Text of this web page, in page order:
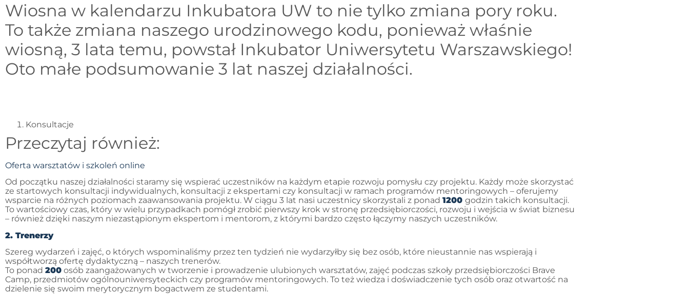
Wiosna w kalendarzu Inkubatora UW to nie tylko zmiana pory roku.
To także zmiana naszego urodzinowego kodu, ponieważ właśnie
wiosną, 3 lata temu, powstał Inkubator Uniwersytetu Warszawskiego!
Oto małe podsumowanie 3 lat naszej działalności.
Konsultacje
Przeczytaj również:
Oferta warsztatów i szkoleń online
Od początku naszej działalności staramy się wspierać uczestników na każdym etapie rozwoju pomysłu czy projektu. Każdy może skorzystać
ze startowych konsultacji indywidualnych, konsultacji z ekspertami czy konsultacji w ramach programów mentoringowych – oferujemy
wsparcie na różnych poziomach zaawansowania projektu. W ciągu 3 lat nasi uczestnicy skorzystali z ponad 1200 godzin takich konsultacji.
To wartościowy czas, który w wielu przypadkach pomógł zrobić pierwszy krok w stronę przedsiębiorczości, rozwoju i wejścia w świat biznesu
– również dzięki naszym niezastąpionym ekspertom i mentorom, z którymi bardzo często łączymy naszych uczestników.
2. Trenerzy
Szereg wydarzeń i zajęć, o których wspominaliśmy przez ten tydzień nie wydarzyłby się bez osób, które nieustannie nas wspierają i
współtworzą ofertę dydaktyczną – naszych trenerów.
To ponad 200 osób zaangażowanych w tworzenie i prowadzenie ulubionych warsztatów, zajęć podczas szkoły przedsiębiorczości Brave
Camp, przedmiotów ogólnouniwersyteckich czy programów mentoringowych. To też wiedza i doświadczenie tych osób oraz otwartość na
dzielenie się swoim merytorycznym bogactwem ze studentami.